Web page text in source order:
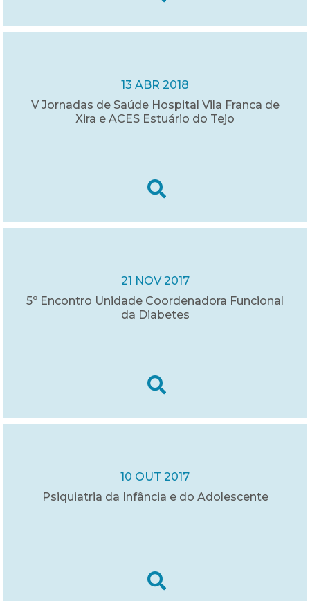
13 ABR 2018
V Jornadas de Saúde Hospital Vila Franca de
Xira e ACES Estuário do Tejo
21 NOV 2017
5º Encontro Unidade Coordenadora Funcional
da Diabetes
10 OUT 2017
Psiquiatria da Infância e do Adolescente